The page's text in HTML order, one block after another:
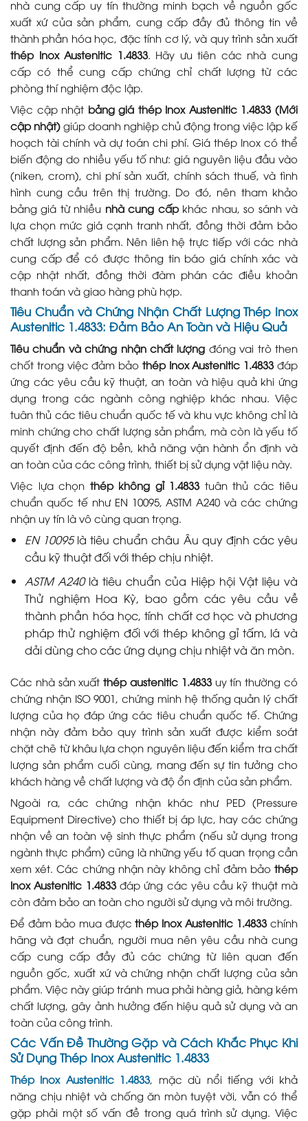
nhà cung cấp uy tín thường minh bạch về nguồn gốc
xuất xứ của sản phẩm, cung cấp đầy đủ thông tin về
thành phần hóa học, đặc tính cơ lý, và quy trình sản xuất
thép Inox Austenitic 1.4833. Hãy ưu tiên các nhà cung
cấp có thể cung cấp chứng chỉ chất lượng từ các
phòng thí nghiệm độc lập.
Việc cập nhật bảng giá thép Inox Austenitic 1.4833 (Mới
cập nhật) giúp doanh nghiệp chủ động trong việc lập kế
hoạch tài chính và dự toán chi phí. Giá thép Inox có thể
biến động do nhiều yếu tố như: giá nguyên liệu đầu vào
(niken, crom), chi phí sản xuất, chính sách thuế, và tình
hình cung cầu trên thị trường. Do đó, nên tham khảo
bảng giá từ nhiều nhà cung cấpkhác nhau, so sánh và
lựa chọn mức giá cạnh tranh nhất, đồng thời đảm bảo
chất lượng sản phẩm. Nên liên hệ trực tiếp với các nhà
cung cấp để có được thông tin báo giá chính xác và
cập nhật nhất, đồng thời đàm phán các điều khoản
thanh toán và giao hàng phù hợp.
Tiêu Chuẩn và Chứng Nhận Chất Lượng Thép Inox
Austenitic 1.4833: Đảm Bảo An Toàn và Hiệu Quả
Tiêu chuẩn và chứng nhận chất lượng đóng vai trò then
chốt trong việc đảm bảo thép Inox Austenitic 1.4833đáp
ứng các yêu cầu kỹ thuật, an toàn và hiệu quả khi ứng
dụng trong các ngành công nghiệp khác nhau. Việc
tuân thủ các tiêu chuẩn quốc tế và khu vực không chỉ là
minh chứng cho chất lượng sản phẩm, mà còn là yếu tố
quyết định đến độ bền, khả năng vận hành ổn định và
an toàn của các công trình, thiết bị sử dụng vật liệu này.
Việc lựa chọn thép không gỉ 1.4833tuân thủ các tiêu
chuẩn quốc tế như EN 10095, ASTM A240 và các chứng
nhận uy tín là vô cùng quan trọng.
EN 10095là tiêu chuẩn châu Âu quy định các yêu
cầu kỹ thuật đối với thép chịu nhiệt.
ASTM A240là tiêu chuẩn của Hiệp hội Vật liệu và
Thử nghiệm Hoa Kỳ, bao gồm các yêu cầu về
thành phần hóa học, tính chất cơ học và phương
pháp thử nghiệm đối với thép không gỉ tấm, lá và
dải dùng cho các ứng dụng chịu nhiệt và ăn mòn.
Các nhà sản xuấtthép austenitic 1.4833uy tín thường có
chứng nhận ISO 9001, chứng minh hệ thống quản lý chất
lượng của họ đáp ứng các tiêu chuẩn quốc tế. Chứng
nhận này đảm bảo quy trình sản xuất được kiểm soát
chặt chẽ từ khâu lựa chọn nguyên liệu đến kiểm tra chất
lượng sản phẩm cuối cùng, mang đến sự tin tưởng cho
khách hàng về chất lượng và độ ổn định của sản phẩm.
Ngoài ra, các chứng nhận khác như PED (Pressure
Equipment Directive) cho thiết bị áp lực, hay các chứng
nhận về an toàn vệ sinh thực phẩm (nếu sử dụng trong
ngành thực phẩm) cũng là những yếu tố quan trọng cần
xem xét. Các chứng nhận này không chỉ đảm bảo thép
Inox Austenitic 1.4833đáp ứng các yêu cầu kỹ thuật mà
còn đảm bảo an toàn cho người sử dụng và môi trường.
Để đảm bảo mua đượcthép Inox Austenitic 1.4833chính
hãng và đạt chuẩn, người mua nên yêu cầu nhà cung
cấp cung cấp đầy đủ các chứng từ liên quan đến
nguồn gốc, xuất xứ và chứng nhận chất lượng của sản
phẩm. Việc này giúp tránh mua phải hàng giả, hàng kém
chất lượng, gây ảnh hưởng đến hiệu quả sử dụng và an
toàn của công trình.
Các Vấn Đề Thường Gặp và Cách Khắc Phục Khi
Sử Dụng Thép Inox Austenitic 1.4833
Thép Inox Austenitic 1.4833, mặc dù nổi tiếng với khả
năng chịu nhiệt và chống ăn mòn tuyệt vời, vẫn có thể
gặp phải một số vấn đề trong quá trình sử dụng. Việc